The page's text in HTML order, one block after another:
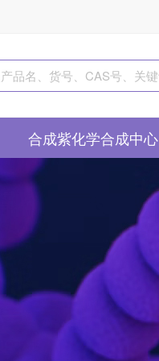
合成紫化学合成中心